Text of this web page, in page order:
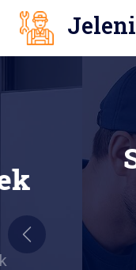
Previous